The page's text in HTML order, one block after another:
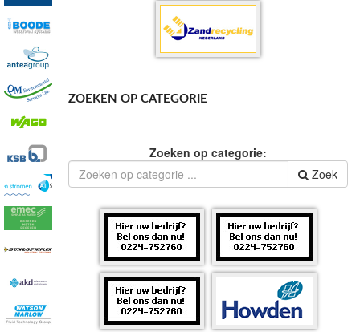
ZOEKEN OP CATEGORIE
Zoeken op categorie:
Zoek